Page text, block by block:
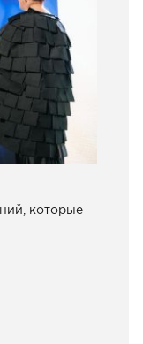
которые